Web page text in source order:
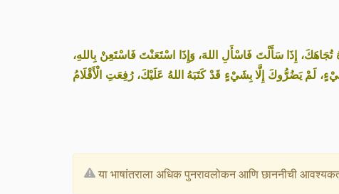
إِذَا سَأَلْتَ فَاسْأَلِ اللهَ، وَإِذَا اسْتَعَنْتَ فَاسْتَعِنْ بِاللهِ،
لَمْ يَضُرُّوكَ إِلَّا بِشَيْءٍ قَدْ كَتَبَهُ اللهُ عَلَيْكَ، رُفِعَتِ الْأَقْلَامُ
या भाषांतराला अधिक पुनरावलोकन आणि छाननीची